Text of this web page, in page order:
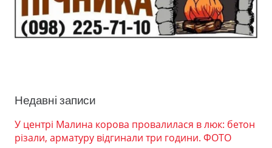
Недавні записи
У центрі Малина корова провалилася в люк: бетон
різали, арматуру відгинали три години. ФОТО